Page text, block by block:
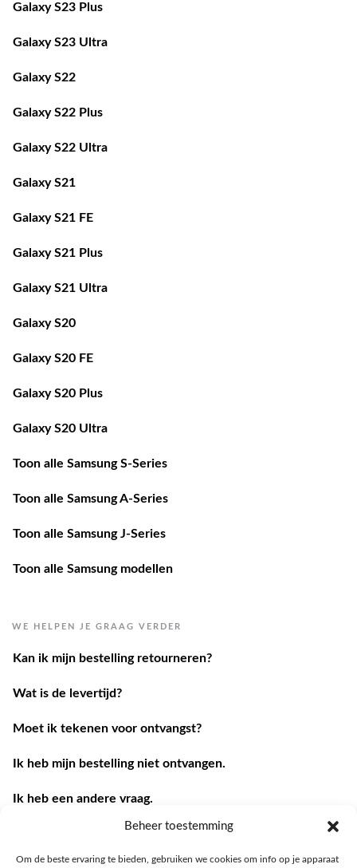
Beheer toestemming
Om de beste ervaring te bieden, gebruiken we cookies om info op je apparaat
Galaxy S23 Plus
Galaxy S23 Ultra
Galaxy S22
Galaxy S22 Plus
Galaxy S22 Ultra
Galaxy S21
Galaxy S21 FE
Galaxy S21 Plus
Galaxy S21 Ultra
Galaxy S20
Galaxy S20 FE
Galaxy S20 Plus
Galaxy S20 Ultra
Toon alle Samsung S-Series
Toon alle Samsung A-Series
Toon alle Samsung J-Series
Toon alle Samsung modellen
WE HELPEN JE GRAAG VERDER
Kan ik mijn bestelling retourneren?
Wat is de levertijd?
Moet ik tekenen voor ontvangst?
Ik heb mijn bestelling niet ontvangen.
Ik heb een andere vraag.